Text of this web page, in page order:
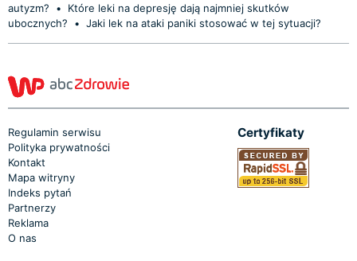
autyzm?
•
Które leki na depresję dają najmniej skutków
ubocznych?
• Jaki lek na ataki paniki stosować w tej sytuacji?
Regulamin serwisu
Polityka prywatności
Kontakt
Mapa witryny
Indeks pytań
Partnerzy
Reklama
O nas
Certyfikaty